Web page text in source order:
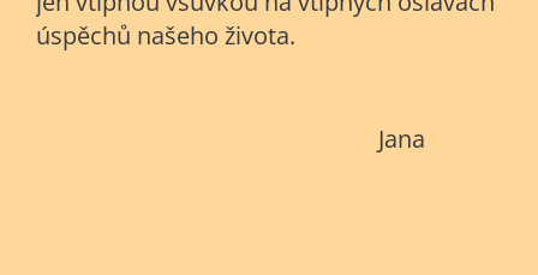
úspěchů našeho života.
Jana